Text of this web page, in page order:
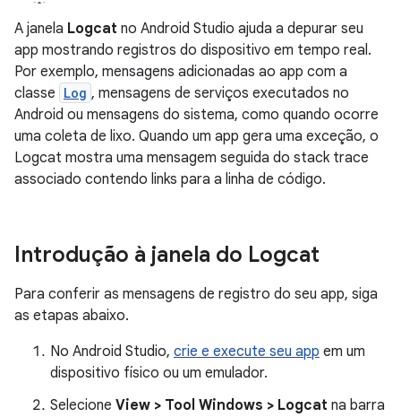
A janela Logcat no Android Studio ajuda a depurar seu
app mostrando registros do dispositivo em tempo real.
Por exemplo, mensagens adicionadas ao app com a
classe Log , mensagens de serviços executados no
Android ou mensagens do sistema, como quando ocorre
uma coleta de lixo. Quando um app gera uma exceção, o
Logcat mostra uma mensagem seguida do stack trace
associado contendo links para a linha de código.
Introdução à janela do Logcat
Para conferir as mensagens de registro do seu app, siga
as etapas abaixo.
No Android Studio, crie e execute seu app em um
dispositivo físico ou um emulador.
Selecione View > Tool Windows > Logcat na barra